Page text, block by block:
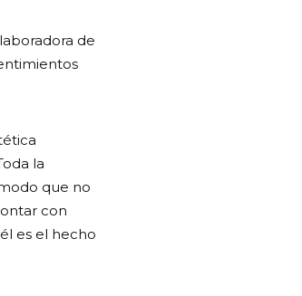
de
la
que no
con
es el hecho